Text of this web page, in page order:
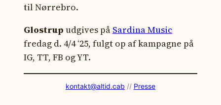
til Nørrebro.
Glostrup udgives på Sardina Music
fredag d. 4/4 ‘25, fulgt op af kampagne på
IG, TT, FB og YT.
kontakt@altid.cab // Presse